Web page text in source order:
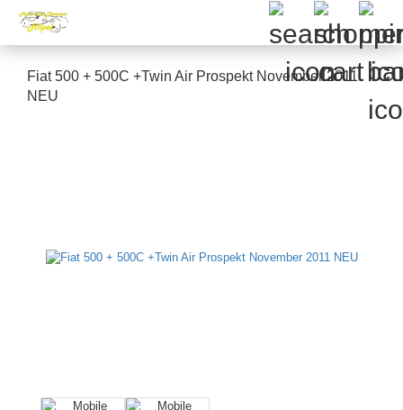
Fiat 500 + 500C +Twin Air Prospekt November 2011
NEU